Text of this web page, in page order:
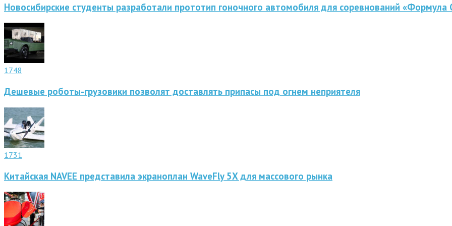
Новосибирские студенты разработали прототип гоночного автомобиля для соревнований «Формула
1748
Дешевые роботы-грузовики позволят доставлять припасы под огнем неприятеля
1731
Китайская NAVEE представила экраноплан WaveFly 5X для массового рынка